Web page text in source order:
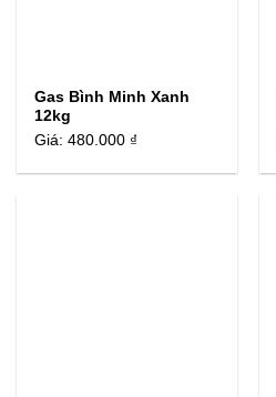
Gas Bình Minh Xanh
12kg
Giá:480.000 ₫